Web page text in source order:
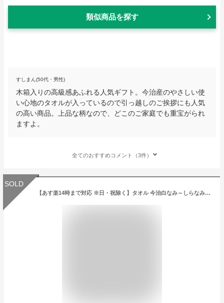
類似商品を探す
すしまん(50代・男性)
木箱入りの高級感あふれる人気ギフト。今治産のやさしい使
い心地のタオルが入っているので引っ越しのご挨拶にも人気
の高い商品。上品な柄なので、どこのご家庭でも重宝がられ
ますよ。
全てのおすすめコメント（3件）
SOLD
【あす楽14時まで対応 ※日・祝除く】タオル 今治白なみ～しらなみ～ 木箱入りタオルセット フェイスタオル・ハンドタオル / 香典返し 粗供養 タオルギフト 詰め合わせ 割引 出産内祝い お返し ご挨拶 引越し 内祝い 写真入り メッセージカード無料 名入れ 母の日